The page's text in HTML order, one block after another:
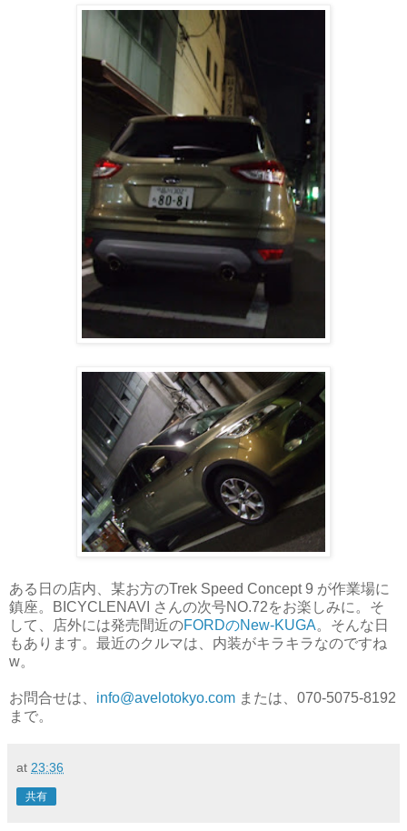
ある日の店内、某お方のTrek Speed Concept 9 が作業場に
鎮座。BICYCLENAVI さんの次号NO.72をお楽しみに。そ
して、店外には発売間近のFORDのNew-KUGA。そんな日
もあります。最近のクルマは、内装がキラキラなのですね
w。
お問合せは、 info@avelotokyo.com または、070-5075-8192
まで。
at 23:36
共有